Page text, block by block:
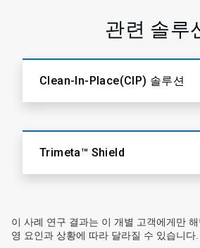
관련 솔루
Clean-In-Place(CIP) 솔루션
Trimeta™ Shield
이 사례 연구 결과는 이 개별 고객에게만
영 요인과 상황에 따라 달라질 수 있습니다.